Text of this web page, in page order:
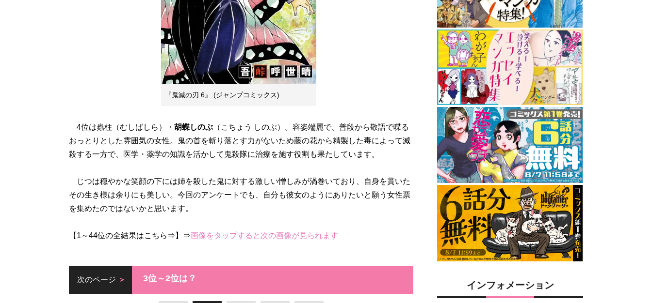
『鬼滅の刃 6』 (ジャンプコミックス)
4位は蟲柱（むしばしら）・ 胡蝶しのぶ （こちょう しのぶ）。容姿端麗で、普段から敬語で喋る
おっとりとした雰囲気の女性。鬼の首を斬り落とす力がないため藤の花から精製した毒によって滅
殺する一方で、医学・薬学の知識を活かして鬼殺隊に治療を施す役割も果たしています。
じつは穏やかな笑顔の下には姉を殺した鬼に対する激しい憎しみが渦巻いており、自身を貫いた
その生き様は余りにも美しい。今回のアンケートでも、自分も彼女のようにありたいと願う女性票
を集めたのではないかと思います。
【1～44位の全結果はこちら⇒】⇒画像をタップすると次の画像が見られます
次のページ 3位～2位は？
インフォメーション